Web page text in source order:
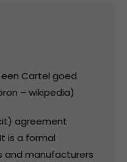
Cartel goed
– wikipedia)
agreement
is a formal
and manufacturers